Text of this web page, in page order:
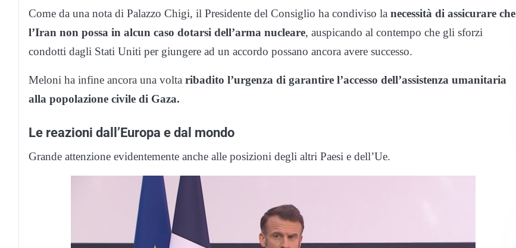
Come da una nota di Palazzo Chigi, il Presidente del Consiglio ha condiviso la necessità di assicurare che
l’Iran non possa in alcun caso dotarsi dell’arma nucleare, auspicando al contempo che gli sforzi
condotti dagli Stati Uniti per giungere ad un accordo possano ancora avere successo.
Meloni ha infine ancora una volta ribadito l’urgenza di garantire l’accesso dell’assistenza umanitaria
alla popolazione civile di Gaza.
Le reazioni dall’Europa e dal mondo
Grande attenzione evidentemente anche alle posizioni degli altri Paesi e dell’Ue.